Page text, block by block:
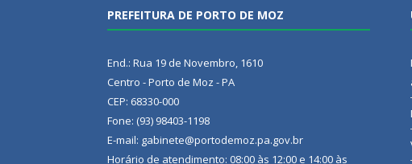
PREFEITURA DE PORTO DE MOZ
End.: Rua 19 de Novembro, 1610
Centro - Porto de Moz - PA
CEP: 68330-000
Fone: (93) 98403-1198
E-mail: gabinete@portodemoz.pa.gov.br
Horário de atendimento: 08:00 às 12:00 e 14:00 às